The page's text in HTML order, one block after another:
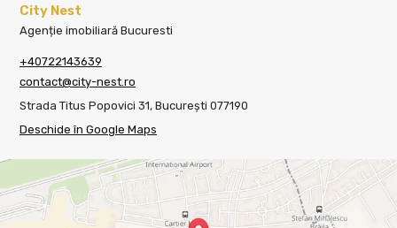
City Nest
Agenție imobiliară Bucuresti
+40722143639
contact@city-nest.ro
Strada Titus Popovici 31, București 077190
Deschide în Google Maps